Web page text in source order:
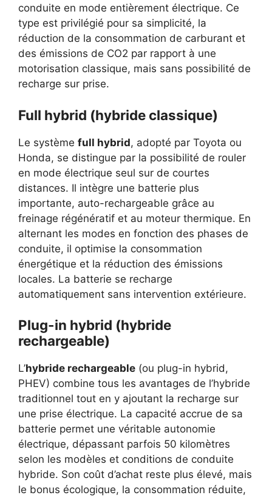
conduite en mode entièrement électrique. Ce
type est privilégié pour sa simplicité, la
réduction de la consommation de carburant et
des émissions de CO2 par rapport à une
motorisation classique, mais sans possibilité de
recharge sur prise.
Full hybrid (hybride classique)
Le système full hybrid, adopté par Toyota ou
Honda, se distingue par la possibilité de rouler
en mode électrique seul sur de courtes
distances. Il intègre une batterie plus
importante, auto-rechargeable grâce au
freinage régénératif et au moteur thermique. En
alternant les modes en fonction des phases de
conduite, il optimise la consommation
énergétique et la réduction des émissions
locales. La batterie se recharge
automatiquement sans intervention extérieure.
Plug-in hybrid (hybride
rechargeable)
L’hybride rechargeable (ou plug-in hybrid,
PHEV) combine tous les avantages de l’hybride
traditionnel tout en y ajoutant la recharge sur
une prise électrique. La capacité accrue de sa
batterie permet une véritable autonomie
électrique, dépassant parfois 50 kilomètres
selon les modèles et conditions de conduite
hybride. Son coût d’achat reste plus élevé, mais
le bonus écologique, la consommation réduite,